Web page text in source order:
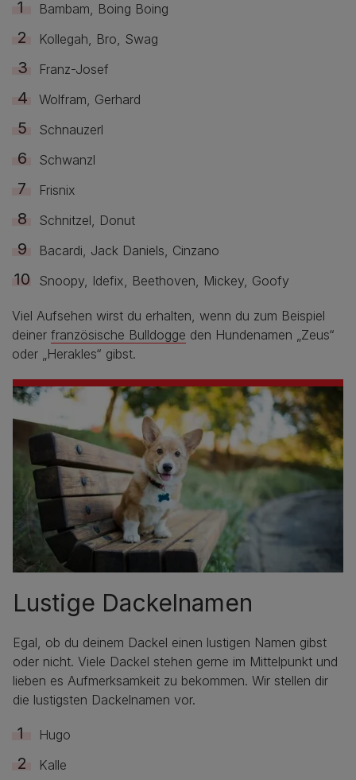
Bambam, Boing Boing
Kollegah, Bro, Swag
Franz-Josef
Wolfram, Gerhard
Schnauzerl
Schwanzl
Frisnix
Schnitzel, Donut
Bacardi, Jack Daniels, Cinzano
Snoopy, Idefix, Beethoven, Mickey, Goofy
Viel Aufsehen wirst du erhalten, wenn du zum Beispiel
deiner französische Bulldogge den Hundenamen „Zeus“
oder „Herakles“ gibst.
Lustige Dackelnamen
Egal, ob du deinem Dackel einen lustigen Namen gibst
oder nicht. Viele Dackel stehen gerne im Mittelpunkt und
lieben es Aufmerksamkeit zu bekommen. Wir stellen dir
die lustigsten Dackelnamen vor.
Hugo
Kalle